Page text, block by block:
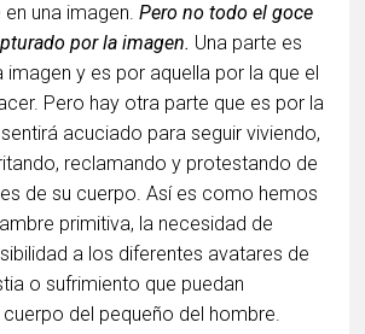
en una imagen.Pero no todo el goce
por la imagen. Una parte es
y es por aquella por la que el
Pero hay otra parte que es por la
acuciado para seguir viviendo,
reclamando y protestando de
de su cuerpo. Así es como hemos
primitiva, la necesidad de
a los diferentes avatares de
o sufrimiento que puedan
del pequeño del hombre.